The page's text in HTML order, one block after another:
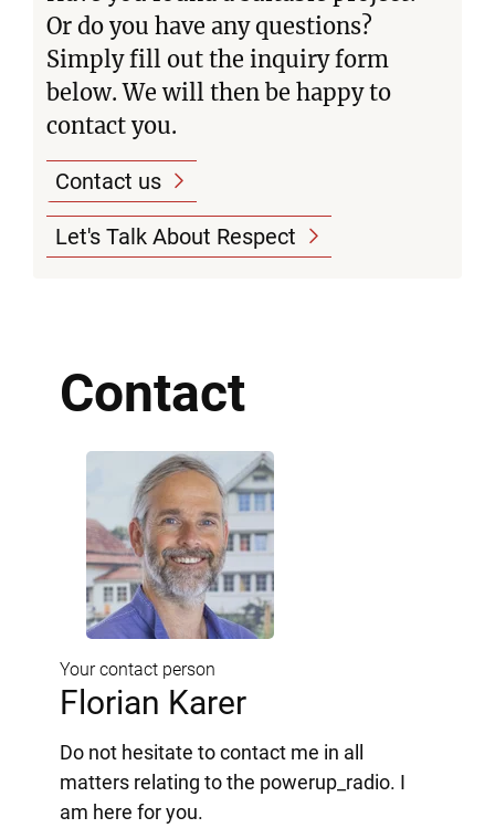
Or do you have any questions?
Simply fill out the inquiry form
below. We will then be happy to
contact you.
Contact us
Let's Talk About Respect
Contact
Florian Karer
Your contact person
Do not hesitate to contact me in all
matters relating to the powerup_radio. I
am here for you.